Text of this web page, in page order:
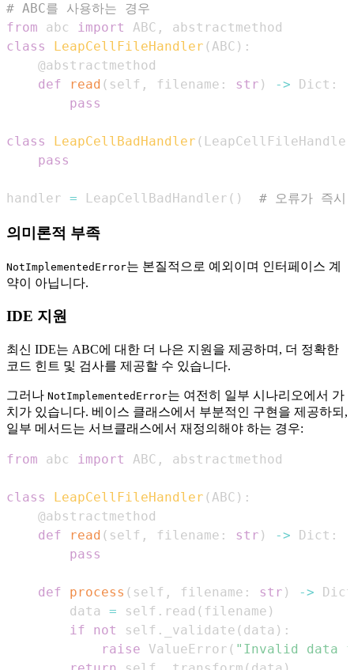
# ABC를 사용하는 경우
from abc import ABC ,
class
LeapCellFileHandler (ABC ) :
@abstractmethod
def
read ( self , filename : str ) -> Dict :
pass
class LeapCellBadHandler ( LeapCellFileHandler
pass
handler = LeapCellBadHandler ( ) # 오류가 즉시
의미론적 부족
NotImplementedError는 본질적으로 예외이며 인터페이스 계
약이 아닙니다.
IDE 지원
최신 IDE는 ABC에 대한 더 나은 지원을 제공하며, 더 정확한
코드 힌트 및 검사를 제공할 수 있습니다.
그러나 NotImplementedError는 여전히 일부 시나리오에서 가
치가 있습니다. 베이스 클래스에서 부분적인 구현을 제공하되,
일부 메서드는 서브클래스에서 재정의해야 하는 경우:
from abc import ABC ,
class LeapCellFileHandler (ABC ) :
@abstractmethod
def
read ( self , filename : str ) -> Dict :
pass
def process ( self , filename : str ) -> Dict
        data
= self . read ( filename )
if
not self . _validate ( data ) :
raise ValueError ( "Invalid data